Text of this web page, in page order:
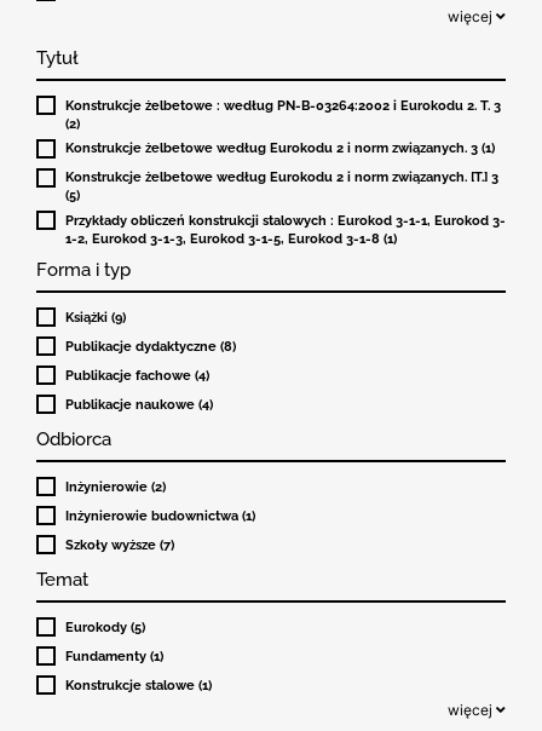
więcej
Tytuł
Konstrukcje żelbetowe : według PN-B-03264:2002 i Eurokodu 2. T. 3
(2)
Konstrukcje żelbetowe według Eurokodu 2 i norm związanych. 3 (1)
Konstrukcje żelbetowe według Eurokodu 2 i norm związanych. [T.] 3
(5)
Przykłady obliczeń konstrukcji stalowych : Eurokod 3-1-1, Eurokod 3-
1-2, Eurokod 3-1-3, Eurokod 3-1-5, Eurokod 3-1-8 (1)
Forma i typ
Książki (9)
Publikacje dydaktyczne (8)
Publikacje fachowe (4)
Publikacje naukowe (4)
Odbiorca
Inżynierowie (2)
Inżynierowie budownictwa (1)
Szkoły wyższe (7)
Temat
Eurokody (5)
Fundamenty (1)
Konstrukcje stalowe (1)
więcej